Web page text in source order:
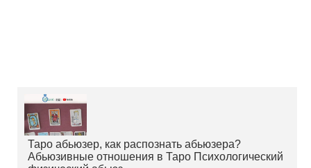
Таро абьюзер, как распознать абьюзера?
Абьюзивные отношения в Таро Психологический